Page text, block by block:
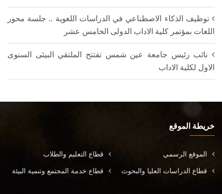
توظيف الذكاء الاصطناعي في الدراسات اللغوية .. جلسة محور
اللغات بمؤتمر كلية الاداب الدولى الخامس عشر
نائب رئيس جامعة عين شمس تفتتح الملتقي البيئى السنوى
الاول لكلية الاداب
خريطة الموقع
الموقع الرسمي قطاع التعليم والطلاب
قطاع الدراسات العليا والبحوث قطاع خدمة المجتمع وتنمية البيئة